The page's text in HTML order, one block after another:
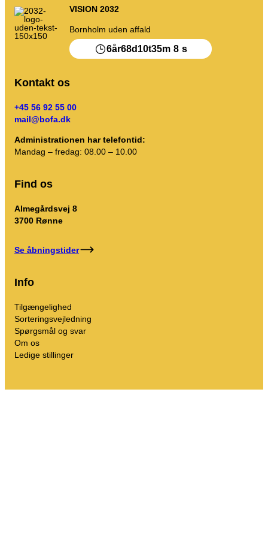
Kompost
Nedrivning & renovering
Affaldstakster (private)
Link til BRK jordregler
Affaldsregulativer
Selvbetjening
Tømningskalender m.m.
Sorteringsvejledning
Kontakt os
Ledige stillinger
Virksomheden BOFA
VISION 2032
Bornholm uden affald
6år68d 10t35m 8 s
Kontakt os
+45 56 92 55 00
mail@bofa.dk
Administrationen har telefontid:
Mandag – fredag: 08.00 – 10.00
Find os
Almegårdsvej 8
3700 Rønne
Se åbningstider
Info
Tilgængelighed
Sorteringsvejledning
Spørgsmål og svar
Om os
Ledige stillinger